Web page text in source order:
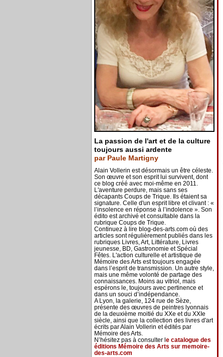
La passion de l'art et de la culture
toujours aussi ardente
par Paule Martigny
Alain Vollerin est désormais un être céleste.
Son œuvre et son esprit lui survivent, dont
ce blog créé avec moi-même en 2011.
L'aventure perdure, mais sans ses
décapants Coups de Trique. Ils étaient sa
signature. Celle d'un esprit libre et clivant : «
l’insolence en réponse à l’indolence ». Son
édito est archivé et consultable dans la
rubrique Coups de Trique.
Continuez à lire blog-des-arts.com où des
articles sont régulièrement publiés dans les
rubriques Livres, Art, Littérature, Livres
jeunesse, BD, Gastronomie et Spécial
Fêtes. L'action culturelle et artistique de
Mémoire des Arts est toujours engagée
dans l’esprit de transmission. Un autre style,
mais une même volonté de partage des
connaissances. Moins au vitriol, mais
espérons le, toujours avec pertinence et
dans un souci d’indépendance.
A Lyon, la galerie, 124 rue de Sèze,
présente des œuvres de peintres lyonnais
de la deuxième moitié du XXe et du XXIe
siècle, ainsi que la collection des livres d'art
écrits par Alain Vollerin et édités par
Mémoire des Arts.
N’hésitez pas à consulter l e catalogue des
éditions Mémoire des Arts sur memoire-
des-arts.com